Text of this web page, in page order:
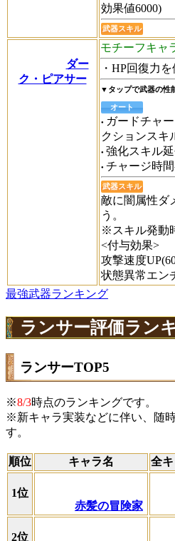
効果値6000)
武器スキル
ダー
ク・ピアサー
モチーフキャ
・HP回復力
▼タップで武器の性
オート
ガードチャ
クションスキ
強化スキル
チャージ時間
武器スキル
敵に闇属性ダ
う。
※スキル発動
<付与効果>
攻撃速度
状態異常エン
最強武器ランキング
ランサー評価ラン
ランサーTOP5
※8/3時点のランキングです。
※新キャラ実装などに伴い、随
す。
順位 キャラ名 全
1位
赤髪の冒険家
2位